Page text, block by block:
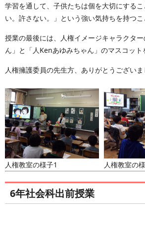
学習を通して、子供たちは個を大切にする
い。許さない。」という強い気持ちを持つこ
授業の最後には、人権イメージキャラクタ
ん」と「人Kenあゆみちゃん」のマスコット
人権擁護委員の先生方、ありがとうございま
人権教室の様子1 人権教室の
6年社会科出前授業